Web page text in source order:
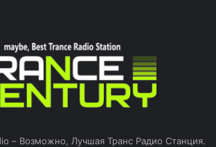
– Возможно, Лучшая Транс Радио Станция.